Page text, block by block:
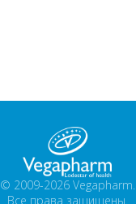
© 2009-2026 Vegapharm.
Все права защищены.